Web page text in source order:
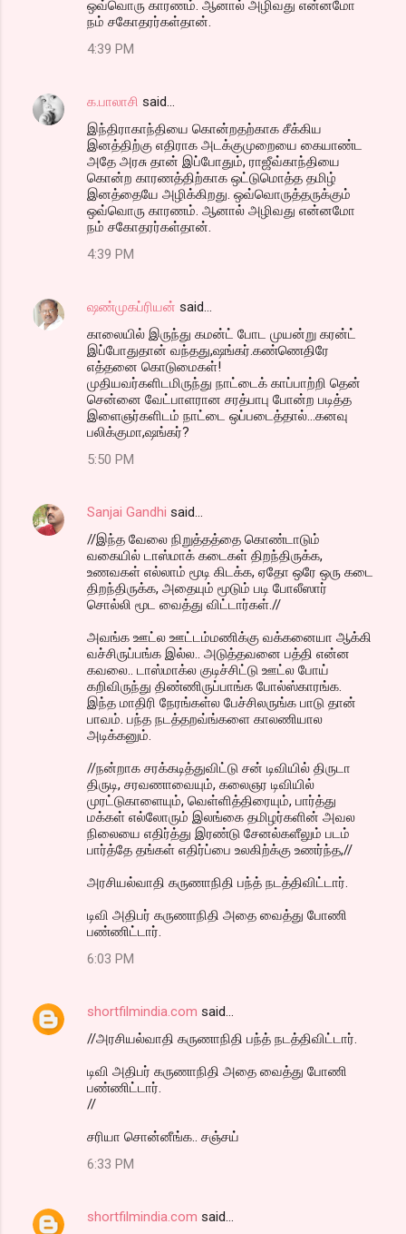
ஒவ்வொரு காரணம். ஆனால் அழிவது என்னமோ
நம் சகோதரர்கள்தான்.
4:39 PM
க.பாலாசி said…
இந்திராகாந்தியை கொன்றதற்காக சீக்கிய
இனத்திற்கு எதிராக அடக்குமுறையை கையாண்ட
அதே அரசு தான் இப்போதும், ராஜீவ்காந்தியை
கொன்ற காரணத்திற்காக ஒட்டுமொத்த தமிழ்
இனத்தையே அழிக்கிறது. ஒவ்வொருத்தருக்கும்
ஒவ்வொரு காரணம். ஆனால் அழிவது என்னமோ
நம் சகோதரர்கள்தான்.
4:39 PM
ஷண்முகப்ரியன் said…
காலையில் இருந்து கமன்ட் போட முயன்று கரன்ட்
இப்போதுதான் வந்தது,ஷங்கர்.கண்ணெதிரே
எத்தனை கொடுமைகள்!
முதியவர்களிடமிருந்து நாட்டைக் காப்பாற்றி தென்
சென்னை வேட்பாளரான சரத்பாபு போன்ற படித்த
இளைஞர்களிடம் நாட்டை ஒப்படைத்தால்...கனவு
பலிக்குமா,ஷங்கர்?
5:50 PM
Sanjai Gandhi said…
//இந்த வேலை நிறுத்தத்தை கொண்டாடும்
வகையில் டாஸ்மாக் கடைகள் திறந்திருக்க,
உணவகள் எல்லாம் மூடி கிடக்க, ஏதோ ஒரே ஒரு கடை
திறந்திருக்க, அதையும் மூடும் படி போலீஸார்
சொல்லி மூட வைத்து விட்டார்கள்.//
அவங்க ஊட்ல ஊட்டம்மணிக்கு வக்கனையா ஆக்கி
வச்சிருப்பங்க இல்ல.. அடுத்தவனை பத்தி என்ன
கவலை.. டாஸ்மாக்ல குடிச்சிட்டு ஊட்ல போய்
கறிவிருந்து திண்ணிருப்பாங்க போல்ஸ்காரங்க.
இந்த மாதிரி நேரங்கள்ல பேச்சிலருங்க பாடு தான்
பாவம். பந்த நடத்தறவ்ங்களை காலணியால
அடிக்கனும்.
//நன்றாக சரக்கடித்துவிட்டு சன் டிவியில் திருடா
திருடி, சரவணாவையும், கலைஞர டிவியில்
முரட்டுகாளையும், வெள்ளித்திரையும், பார்த்து
மக்கள் எல்லோரும் இலங்கை தமிழர்களின் அவல
நிலையை எதிர்த்து இரண்டு சேனல்களீலும் படம்
பார்த்தே தங்கள் எதிர்ப்பை உலகிற்க்கு உணர்ந்த,//
அரசியல்வாதி கருணாநிதி பந்த் நடத்திவிட்டார்.
டிவி அதிபர் கருணாநிதி அதை வைத்து போணி
பண்ணிட்டார்.
6:03 PM
shortfilmindia.com said…
//அரசியல்வாதி கருணாநிதி பந்த் நடத்திவிட்டார்.
டிவி அதிபர் கருணாநிதி அதை வைத்து போணி
பண்ணிட்டார்.
//
சரியா சொன்னீங்க.. சஞ்சய்
6:33 PM
shortfilmindia.com said…